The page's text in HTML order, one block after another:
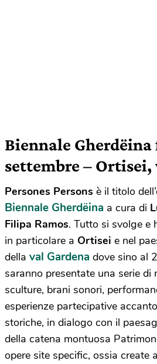
Biennale Gherdëina
settembre – Ortisei,
Persones Persons è il titolo
Biennale Gherdëina a cura di
Filipa Ramos. Tutto si svolge e
in particolare a Ortisei e nel
della val Gardena dove sino al
saranno presentate una serie di
sculture, brani sonori,
esperienze partecipative
storiche, in dialogo con il
della catena montuosa
opere site specific, ossia create